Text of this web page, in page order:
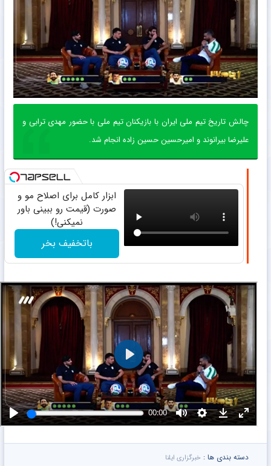
چالش تاریخ تیم ملی ایران با بازیکنان تیم ملی با حضور مهدی ترابی و
علیرضا بیرانوند و امیرحسین حسین زاده انجام شد.
ابزار کامل برای اصلاح مو و
صورت (قیمت رو ببینی باور
نمیکنی!)
باتخفیف بخر
دسته بندی ها : خبرگزاری ایلنا